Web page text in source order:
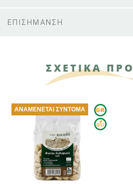
ΕΠΙΣΗΜΑΝΣΗ
ΣΧΕΤΙΚΑ
ΑΝΑΜΈΝΕΤΑΙ ΣΎΝΤΟΜΑ